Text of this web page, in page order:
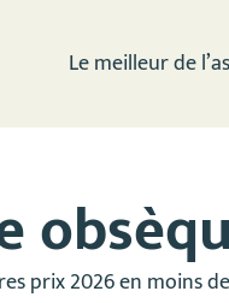
Le meilleur de
prix 2026 en moins